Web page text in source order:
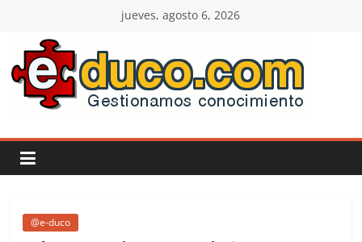
contenido
jueves, agosto 6, 2026
E-
duco:
Gestión
@e-duco